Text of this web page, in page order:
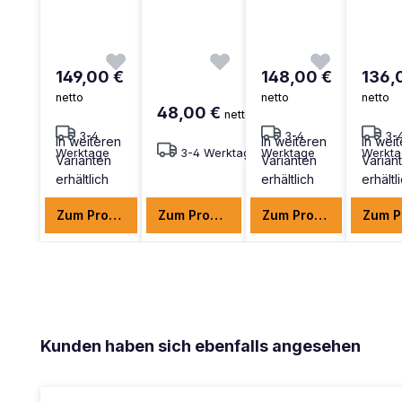
149,00 €
netto
3-4
Werktage
In weiteren
Varianten
erhältlich
Zum Produkt
48,00 € netto
3-4 Werktage
Zum Produkt
148,00 €
netto
3-4
Werktage
In weiteren
Varianten
erhältlich
Zum Produkt
netto
3-
In
Produktgalerie überspringen
Kunden haben sich ebenfalls angesehen